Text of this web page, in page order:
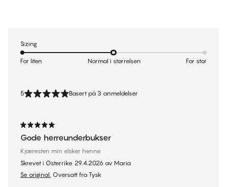
5 Basert på 3 anmeldelser
Gode herreunderbukser
Kjæresten min elsker henne
Skrevet i Østerrike 29.4.2026 av Maria
Se original. Oversatt fra Tysk
Sizing
For liten Normal i størrelsen For stor